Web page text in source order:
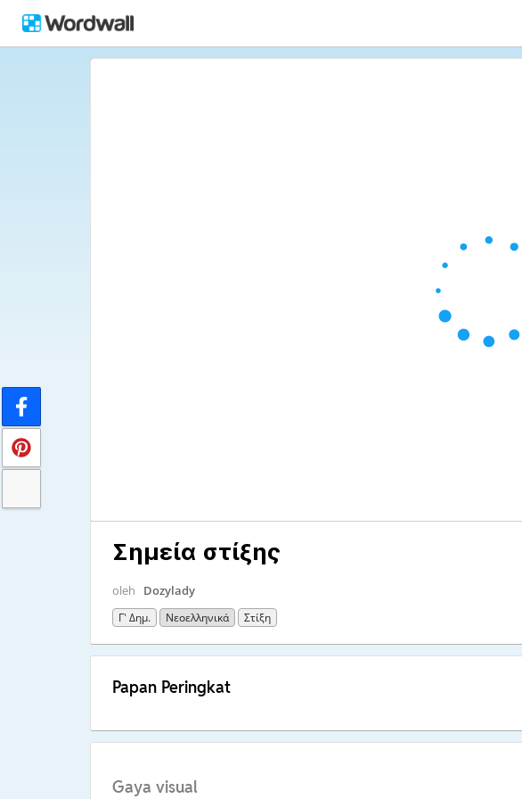
Σημεία στίξης
oleh Dozylady
Γ' Δημ. Νεοελληνικά Στίξη
Papan Peringkat
Gaya visual